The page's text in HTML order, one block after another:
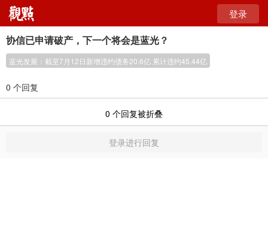
登录
协信已申请破产，下一个将会是蓝光？
蓝光发展：截至7月12日新增违约债务20.6亿 累计违约45.44亿
0 个回复
0 个回复被折叠
登录进行回复